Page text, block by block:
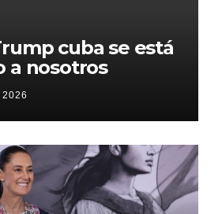
cuba se está
a nosotros